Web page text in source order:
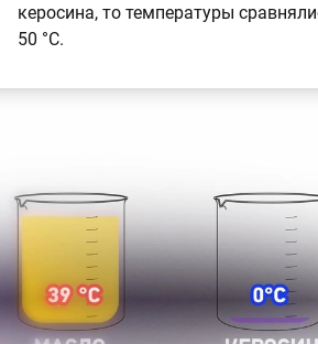
керосина, то температуры
50 °С.